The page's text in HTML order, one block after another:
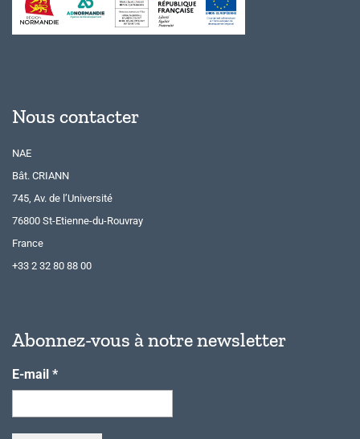
Nous contacter
NAE
Bât. CRIANN
745, Av. de l’Université
76800 St-Etienne-du-Rouvray
France
+33 2 32 80 88 00
Abonnez-vous à notre newsletter
E-mail *